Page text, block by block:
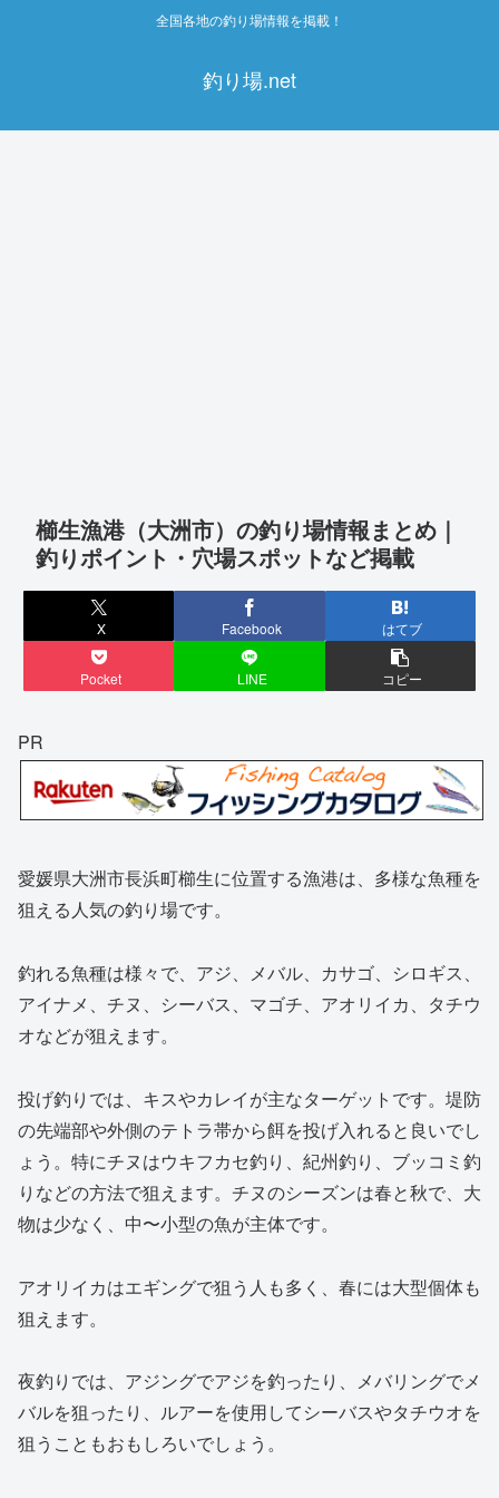
全国各地の釣り場情報を掲載！
釣り場.net
櫛生漁港（大洲市）の釣り場情報まとめ｜
釣りポイント・穴場スポットなど掲載
X Facebook はてブ
Pocket LINE コピー
PR
愛媛県大洲市長浜町櫛生に位置する漁港は、多様な魚種を
狙える人気の釣り場です。
釣れる魚種は様々で、アジ、メバル、カサゴ、シロギス、
アイナメ、チヌ、シーバス、マゴチ、アオリイカ、タチウ
オなどが狙えます。
投げ釣りでは、キスやカレイが主なターゲットです。堤防
の先端部や外側のテトラ帯から餌を投げ入れると良いでし
ょう。特にチヌはウキフカセ釣り、紀州釣り、ブッコミ釣
りなどの方法で狙えます。チヌのシーズンは春と秋で、大
物は少なく、中〜小型の魚が主体です。
アオリイカはエギングで狙う人も多く、春には大型個体も
狙えます。
夜釣りでは、アジングでアジを釣ったり、メバリングでメ
バルを狙ったり、ルアーを使用してシーバスやタチウオを
狙うこともおもしろいでしょう。